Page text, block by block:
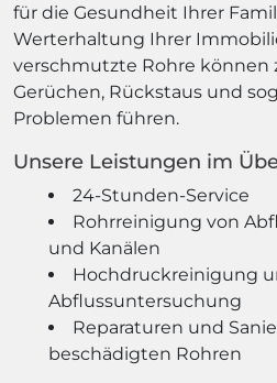
für die Gesundheit Ihrer
Werterhaltung Ihrer
verschmutzte Rohre können
Gerüchen, Rückstaus und
Problemen führen.
Unsere Leistungen im
24-Stunden-Service
Rohrreinigung von
und Kanälen
Hochdruckreinigung
Abflussuntersuchung
Reparaturen und
beschädigten Rohren